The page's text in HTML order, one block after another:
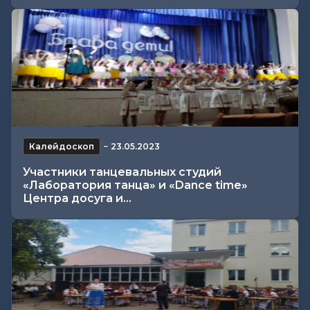
Калейдоскоп − 23.05.2023
Участники танцевальных студий
«Лаборатория танца» и «Dance time»
Центра досуга и...